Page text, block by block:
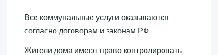
Все коммунальные услуги оказываются
согласно договорам и законам РФ.
Жители дома имеют право контролировать